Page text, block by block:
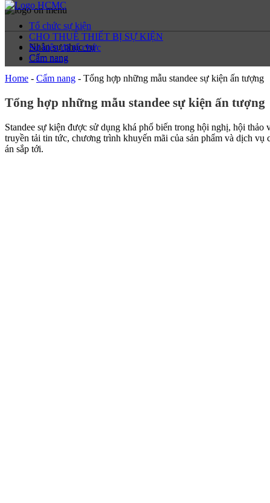
Nhân sự phục vụ
Cẩm nang
Tổ chức sự kiện
CHO THUÊ THIẾT BỊ SỰ KIỆN
Sự kiện đã tổ chức
Cẩm nang
Home - Cẩm nang - Tổng hợp những mẫu standee sự kiện ấn tượng
Tổng hợp những mẫu standee sự kiện ấn tượng
Standee sự kiện được sử dụng khá phổ biến trong hội nghị, hội thảo
truyền tải tin tức, chương trình khuyến mãi của sản phẩm và dịch vụ
án sắp tới.